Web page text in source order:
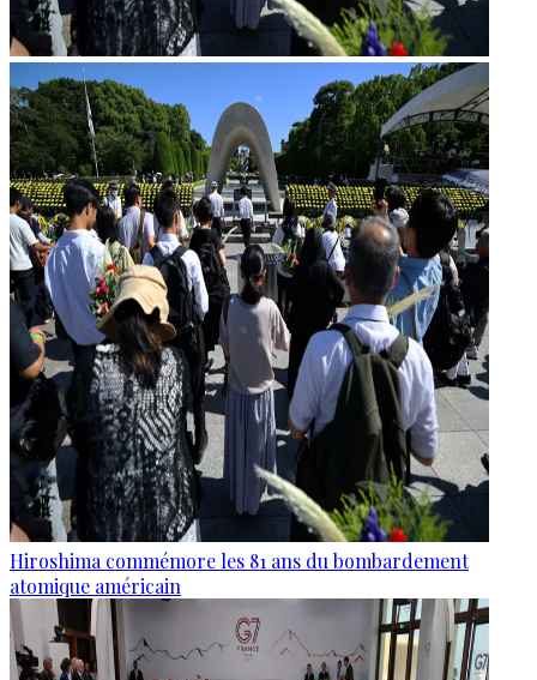
Hiroshima commémore les 81 ans du bombardement
atomique américain